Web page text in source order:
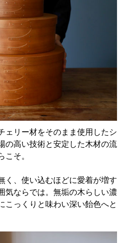
ェリー材をそのまま使用したシ
の高い技術と安定した木材の流
こそ。
く、使い込むほどに愛着が増す
気ならでは。無垢の木らしい濃
こっくりと味わい深い飴色へと